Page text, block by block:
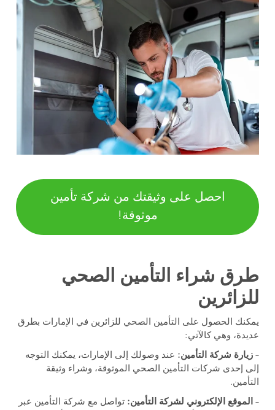
احصل على وثيقتك من شركة تأمين
موثوقة!
طرق شراء التأمين الصحي
للزائرين
يمكنك الحصول على التأمين الصحي للزائرين في الإمارات بطرق
عديدة، وهي كالآتي:
–زيارة شركة التأمين: عند وصولك إلى الإمارات، يمكنك التوجه
إلى إحدى شركات التأمين الصحي الموثوقة، وشراء وثيقة
التأمين.
– الموقع الإلكتروني لشركة التأمين: تواصل مع شركة التأمين عبر